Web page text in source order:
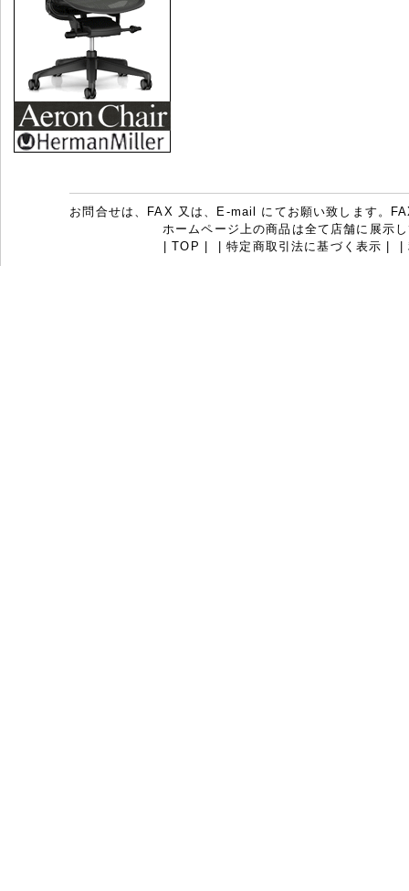
お問合せは、FAX 又は、E-mail にてお願い致します。
ホームページ上の商品は全て店舗に展示
|TOP |特定商取引法に基づく表示 |